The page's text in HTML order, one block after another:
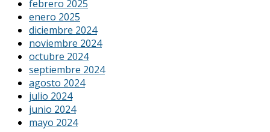
febrero 2025
enero 2025
diciembre 2024
noviembre 2024
octubre 2024
septiembre 2024
agosto 2024
julio 2024
junio 2024
mayo 2024